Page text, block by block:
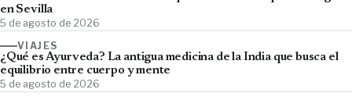
en Sevilla
5 de agosto de 2026
VIAJES
¿Qué es Ayurveda? La antigua medicina de la India que busca el
equilibrio entre cuerpo y mente
5 de agosto de 2026